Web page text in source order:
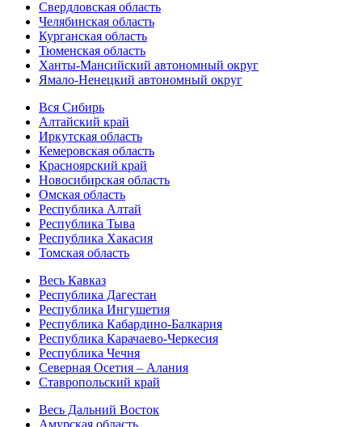
Свердловская область
Челябинская область
Курганская область
Тюменская область
Ханты-Мансийский автономный округ
Ямало-Ненецкий автономный округ
Вся Сибирь
Алтайский край
Иркутская область
Кемеровская область
Красноярский край
Новосибирская область
Омская область
Республика Алтай
Республика Тыва
Республика Хакасия
Томская область
Весь Кавказ
Республика Дагестан
Республика Ингушетия
Республика Кабардино-Балкария
Республика Карачаево-Черкесия
Республика Чечня
Северная Осетия – Алания
Ставропольский край
Весь Дальний Восток
Амурская область